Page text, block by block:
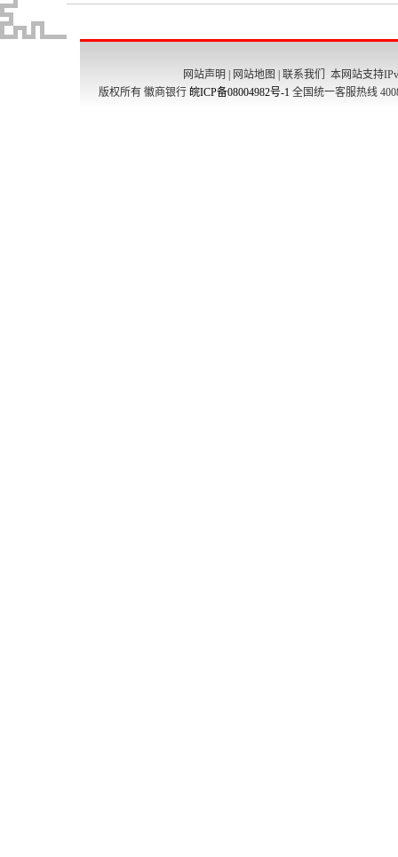
网站声明 网站地图 联系我们
本网站支持
版权所有 徽商银行 皖ICP备08004982号-1 全国统一客服热线